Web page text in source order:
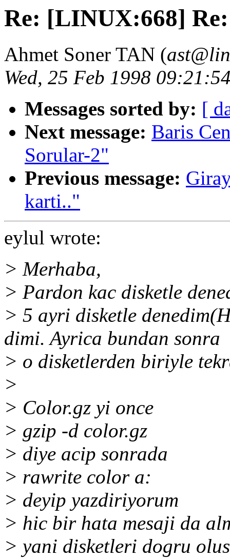
Re: [LINUX:668]
Ahmet Soner TAN (
Wed, 25 Feb 1998
Messages sorted by: [
Next message: Baris
Sorular-2"
Previous message:
karti.."
eylul wrote:
> Merhaba,
> Pardon kac disketle
> 5 ayri disketle
dimi. Ayrica bundan sonra
> o disketlerden biriyle
>
> Color.gz yi once
> gzip -d color.gz
> diye acip sonrada
> rawrite color a:
> deyip yazdiriyorum
> hic bir hata mesaji da
> yani disketleri dogru